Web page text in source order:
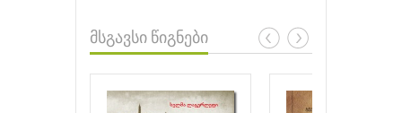
მსგავსი წიგნები